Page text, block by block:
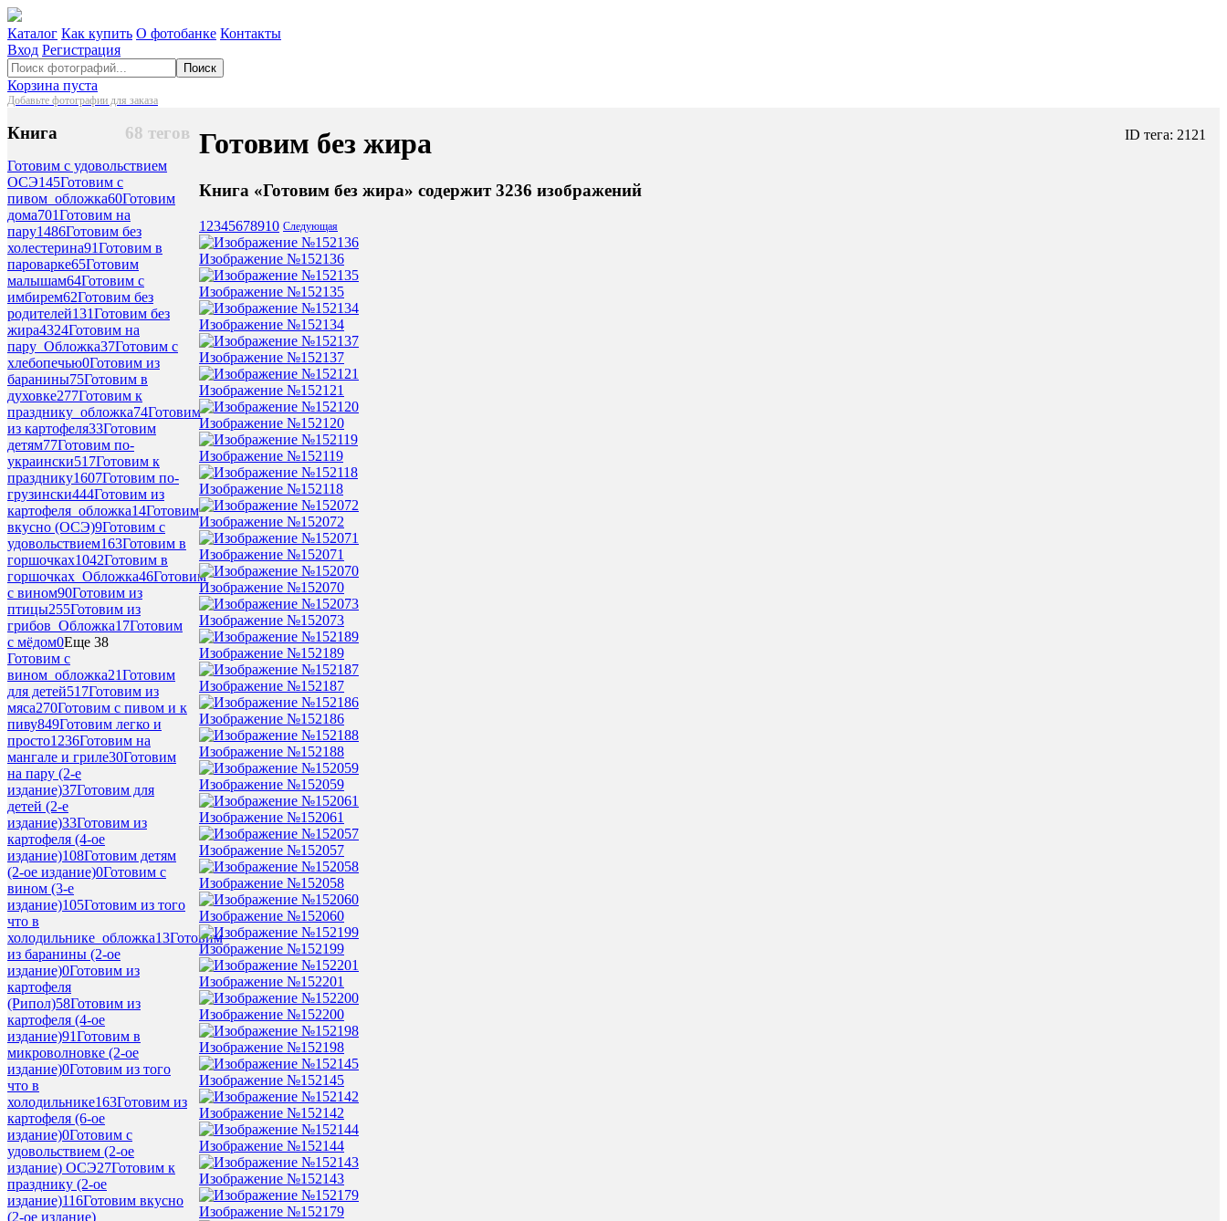
Каталог Как купить О фотобанке Контакты
Вход Регистрация
Поиск
Корзина пуста
Добавьте фотографии для заказа
68 тегов
Книга
Готовим с удовольствием
ОСЭ145Готовим с
пивом_обложка60Готовим
дома701Готовим на
пару1486Готовим без
холестерина91Готовим в
пароварке65Готовим
малышам64Готовим с
имбирем62Готовим без
родителей131Готовим без
жира4324Готовим на
пару_Обложка37Готовим с
хлебопечью0Готовим из
баранины75Готовим в
духовке277Готовим к
празднику_обложка74Готовим
из картофеля33Готовим
детям77Готовим по-
украински517Готовим к
празднику1607Готовим по-
грузински444Готовим из
картофеля_обложка14Готовим
вкусно (ОСЭ)9Готовим с
удовольствием163Готовим в
горшочках1042Готовим в
горшочках_Обложка46Готовим
с вином90Готовим из
птицы255Готовим из
грибов_Обложка17Готовим
с мёдом0Еще 38
Готовим с
вином_обложка21Готовим
для детей517Готовим из
мяса270Готовим с пивом и к
пиву849Готовим легко и
просто1236Готовим на
мангале и гриле30Готовим
на пару (2-е
издание)37Готовим для
детей (2-е
издание)33Готовим из
картофеля (4-ое
издание)108Готовим детям
(2-ое издание)0Готовим с
вином (3-е
издание)105Готовим из того
что в
холодильнике_обложка13Готовим
из баранины (2-ое
издание)0Готовим из
картофеля
(Рипол)58Готовим из
картофеля (4-ое
издание)91Готовим в
микроволновке (2-ое
издание)0Готовим из того
что в
холодильнике163Готовим из
картофеля (6-ое
издание)0Готовим с
удовольствием (2-ое
издание) ОСЭ27Готовим к
празднику (2-ое
издание)116Готовим вкусно
(2-ое издание)
ID тега: 2121
Готовим без жира
Книга «Готовим без жира» содержит 3236 изображений
1 2345678910 Следующая
Изображение №152136
Изображение №152135
Изображение №152134
Изображение №152137
Изображение №152121
Изображение №152120
Изображение №152119
Изображение №152118
Изображение №152072
Изображение №152071
Изображение №152070
Изображение №152073
Изображение №152189
Изображение №152187
Изображение №152186
Изображение №152188
Изображение №152059
Изображение №152061
Изображение №152057
Изображение №152058
Изображение №152060
Изображение №152199
Изображение №152201
Изображение №152200
Изображение №152198
Изображение №152145
Изображение №152142
Изображение №152144
Изображение №152143
Изображение №152179